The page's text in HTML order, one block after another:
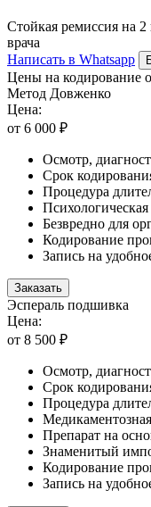
Стойкая ремиссия на
врача
Написать в Whatsapp
Цены на кодирование
Метод Довженко
Цена:
от 6 000 ₽
Осмотр,
Срок
Процедура
Безвредно для
Кодирование
Запись на
Заказать
Эспераль подшивка
Цена:
от 8 500 ₽
Осмотр,
Срок
Процедура
Препарат на
Знаменитый
Кодирование
Запись на